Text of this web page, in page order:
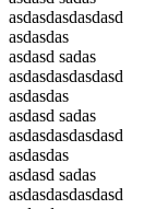
asdasdasdasdasd
asdasdas
asdasd sadas
asdasdasdasdasd
asdasdas
asdasd sadas
asdasdasdasdasd
asdasdas
asdasd sadas
asdasdasdasdasd